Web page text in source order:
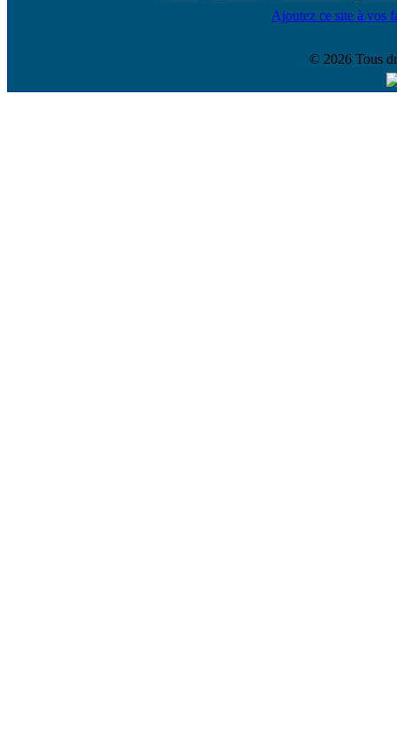
Ajoutez ce site à vos
© 2026 Tous